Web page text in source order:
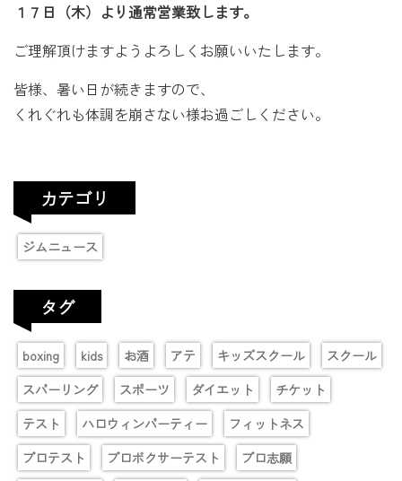
１７日（木）より通常営業致します。
ご理解頂けますようよろしくお願いいたします。
皆様、暑い日が続きますので、
くれぐれも体調を崩さない様お過ごしください。
カテゴリ
ジムニュース
タグ
boxing kids お酒 アテ キッズスクール
スクール
スパーリング
スポーツ ダイエット
チケット
テスト
ハロウィンパーティー
フィットネス
プロテスト
プロボクサーテスト
プロ志願